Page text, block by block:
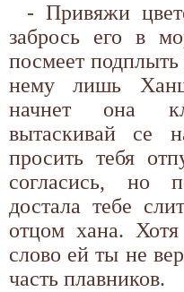
- Привяжи
забрось его в
посмеет
нему лишь
начнет она
вытаскивай се
просить тебя
согласись, но
достала тебе
отцом хана.
слово ей ты не
часть плавников.